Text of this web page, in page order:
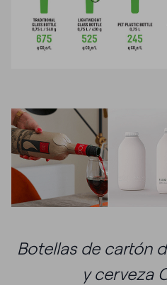
Botellas de cartón
y cerveza